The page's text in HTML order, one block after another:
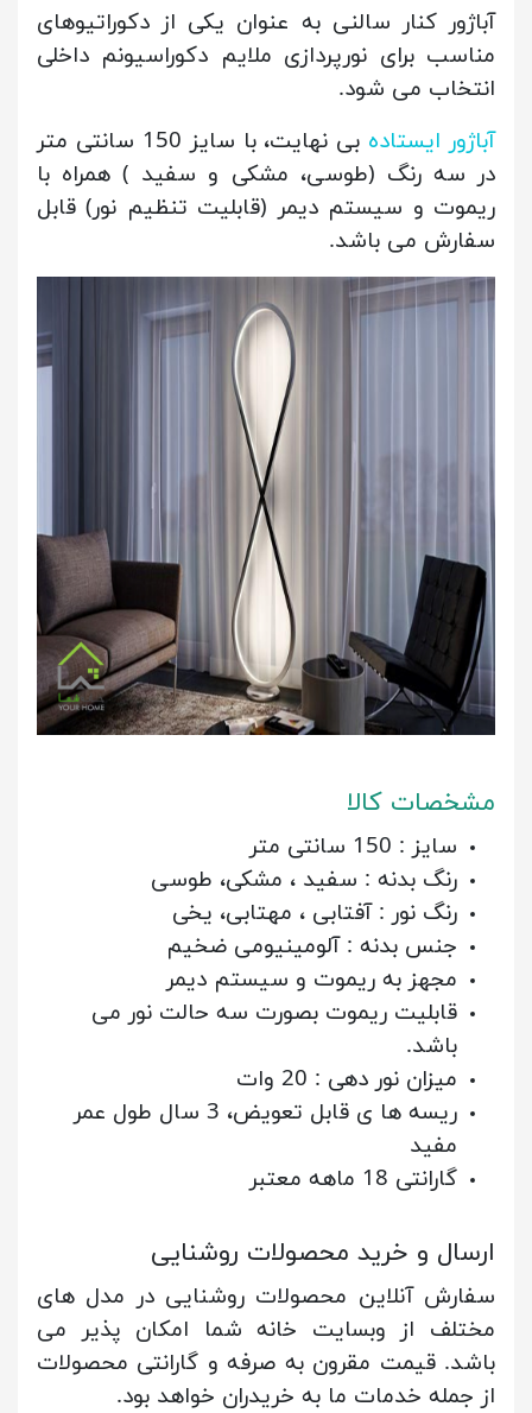
آباژور کنار سالنی به عنوان یکی از دکوراتیوهای
مناسب برای نورپردازی ملایم دکوراسیونم داخلی
انتخاب می شود.
آباژور ایستاده
بی نهایت، با سایز 150 سانتی متر
در سه رنگ (طوسی، مشکی و سفید ) همراه با
ریموت و سیستم دیمر (قابلیت تنظیم نور) قابل
سفارش می باشد.
مشخصات کالا
سایز : 150 سانتی متر
رنگ بدنه : سفید ، مشکی، طوسی
رنگ نور : آفتابی ، مهتابی، یخی
جنس بدنه : آلومینیومی ضخیم
مجهز به ریموت و سیستم دیمر
قابلیت ریموت بصورت سه حالت نور می
باشد.
میزان نور دهی : 20 وات
ریسه ها ی قابل تعویض، 3 سال طول عمر
مفید
گارانتی 18 ماهه معتبر
ارسال و خرید محصولات روشنایی
سفارش آنلاین محصولات روشنایی در مدل های
مختلف از وبسایت خانه شما امکان پذیر می
باشد. قیمت مقرون به صرفه و گارانتی محصولات
از جمله خدمات ما به خریدران خواهد بود.